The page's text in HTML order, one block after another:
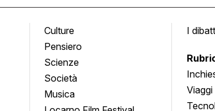
Culture
Pensiero
Scienze
Società
Musica
I
Viaggi